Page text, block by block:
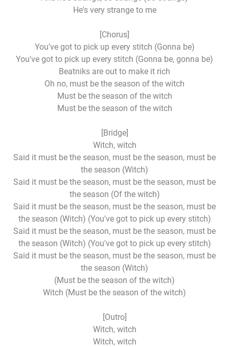
He's very strange to me
[Chorus]
You've got to pick up every stitch (Gonna be)
You've got to pick up every stitch (Gonna be, gonna be)
Beatniks are out to make it rich
Oh no, must be the season of the witch
Must be the season of the witch
Must be the season of the witch
[Bridge]
Witch, witch
Said it must be the season, must be the season, must be
the season (Witch)
Said it must be the season, must be the season, must be
the season (Of the witch)
Said it must be the season, must be the season, must be
the season (Witch) (You've got to pick up every stitch)
Said it must be the season, must be the season, must be
the season (Witch) (You've got to pick up every stitch)
Said it must be the season, must be the season, must be
the season (Witch)
(Must be the season of the witch)
Witch (Must be the season of the witch)
[Outro]
Witch, witch
Witch, witch